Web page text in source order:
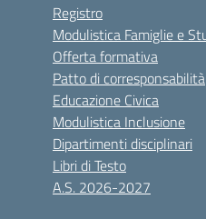
Registro
Modulistica Famiglie e
Offerta formativa
Patto di corresponsabilità
Educazione Civica
Modulistica Inclusione
Dipartimenti disciplinari
Libri di Testo
A.S. 2026-2027